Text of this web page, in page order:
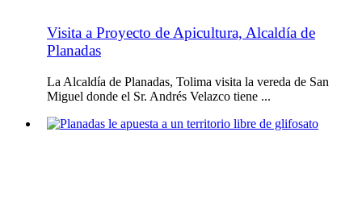
Visita a Proyecto de Apicultura, Alcaldía de
Planadas
La Alcaldía de Planadas, Tolima visita la vereda de San
Miguel donde el Sr. Andrés Velazco tiene ...